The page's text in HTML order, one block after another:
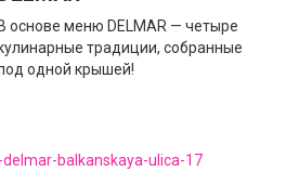
В основе меню DELMAR — четыре
традиции, собранные
одной крышей!
balkanskaya-ulica-17